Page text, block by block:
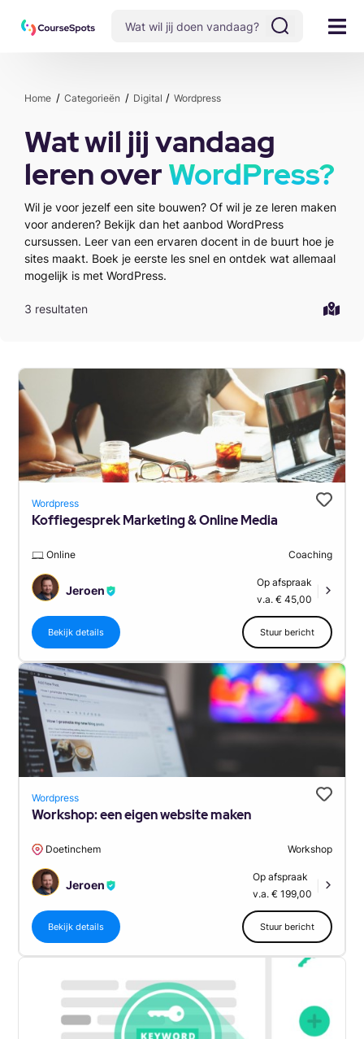
Home Categorieën Digital Wordpress
Wat wil jij vandaag
leren overWordPress?
Wil je voor jezelf een site bouwen? Of wil je ze leren maken
voor anderen? Bekijk dan het aanbod WordPress
cursussen. Leer van een ervaren docent in de buurt hoe je
sites maakt. Boek je eerste les snel en ontdek wat allemaal
mogelijk is met WordPress.
3 resultaten
Wordpress
Koffiegesprek Marketing & Online Media
Online Coaching
Jeroen
Op afspraak
v.a. € 45,00
Bekijk details Stuur bericht
Wordpress
Workshop: een eigen website maken
Doetinchem Workshop
Jeroen
Op afspraak
v.a. € 199,00
Bekijk details Stuur bericht